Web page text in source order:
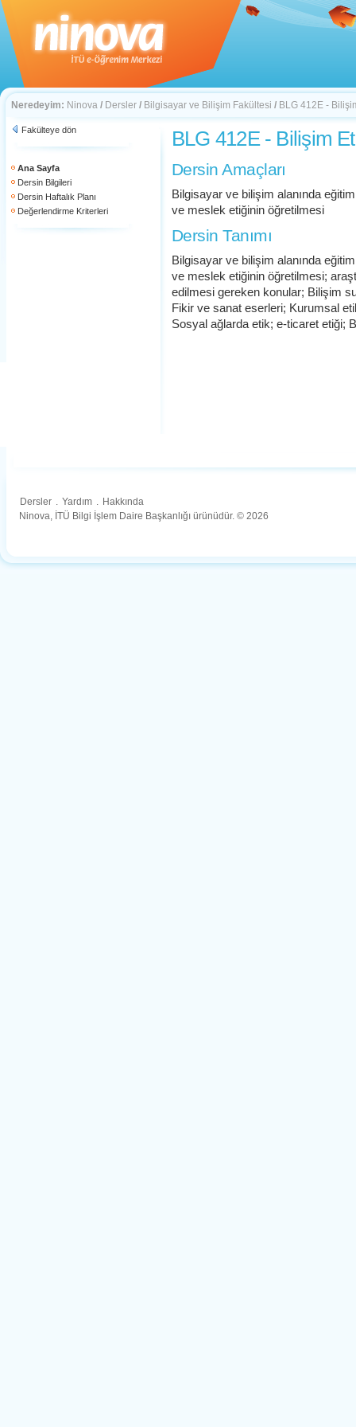
Neredeyim: Ninova / Dersler / Bilgisayar ve Bilişim Fakültesi / BLG 412E -
Fakülteye dön
Ana Sayfa
Dersin Bilgileri
Dersin Haftalık Planı
Değerlendirme Kriterleri
BLG 412E - Bilişim
Dersin Amaçları
Bilgisayar ve bilişim alanında
ve meslek etiğinin öğretilmesi
Dersin Tanımı
Bilgisayar ve bilişim alanında
ve meslek etiğinin öğretilmesi;
edilmesi gereken konular; Bilişim
Fikir ve sanat eserleri; Kurumsal
Sosyal ağlarda etik; e-ticaret etiği;
Dersler . Yardım . Hakkında
Ninova, İTÜ Bilgi İşlem Daire Başkanlığı ürünüdür. © 2026